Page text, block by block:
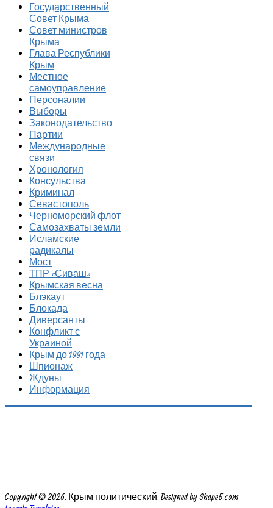
Государственный
Совет Крыма
Совет министров
Крыма
Глава Республики
Крым
Местное
самоуправление
Персоналии
Выборы
Законодательство
Партии
Международные
связи
Хронология
Консульства
Криминал
Севастополь
Черноморский флот
Самозахваты земли
Исламские
радикалы
Мост
ТПР «Сиваш»
Крымская весна
Блэкаут
Блокада
Диверсанты
Конфликт с
Украиной
Крым до 1991 года
Шпионаж
Ждуны
Информация
Copyright © 2026. Крым политический. Designed by Shape5.com